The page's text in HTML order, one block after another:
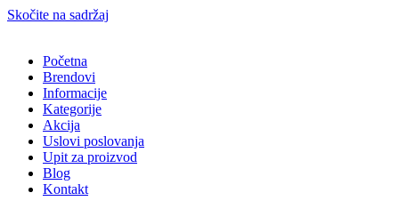
Skočite na sadržaj
Početna
Brendovi
Informacije
Kategorije
Akcija
Uslovi poslovanja
Upit za proizvod
Blog
Kontakt